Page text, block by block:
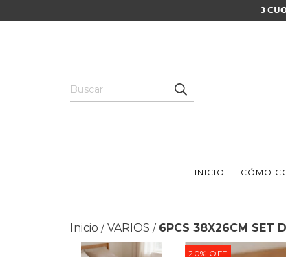
𝟯
INICIO CÓMO
Inicio / VARIOS / 6PCS 38X26CM SET
20% OFF